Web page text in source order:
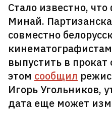
Стало известно,
Минай.
совместно
выпустить в
этом сообщил
Игорь Угольников,
дата еще может
Вынесли приговор
который пьяным
охранниками
Минские власти
утилизируют
машины ВИДЕО